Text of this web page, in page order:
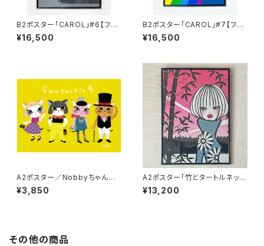
B2ポスター「CAROL」#6【フレ
ーム付】
¥16,500
B2ポスター「CAROL」#7【フレ
ーム付】
¥16,500
A2ポスター／Nobbyちゃん家
の「fantastic4」
¥3,850
A2ポスター「竹とタートルネッ
ク」【フレーム付】
¥13,200
その他の商品